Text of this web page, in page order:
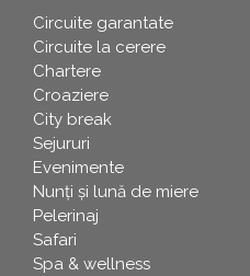
Circuite garantate
Circuite la cerere
Chartere
Croaziere
City break
Sejururi
Evenimente
Nunți și lună de miere
Pelerinaj
Safari
Spa & wellness